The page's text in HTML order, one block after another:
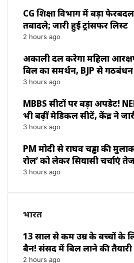
CG शिक्षा विभाग में बड़ा
तबादले; जारी हुई ट्रांसफर लिस्ट
2 hours ago
अकाली दल करेगा महिला
बिल का समर्थन, BJP से
3 hours ago
MBBS सीटों पर बड़ा अपडेट!
भी बढ़ीं मेडिकल सीटें, केंद्र ने
3 hours ago
PM मोदी से राघव चड्ढा की
रोल’ को लेकर सियासी चर्चाएं
3 hours ago
भारत
13 साल से कम उम्र के बच्चों के
बैन! संसद में बिल लाने की तैयारी
2 hours ago